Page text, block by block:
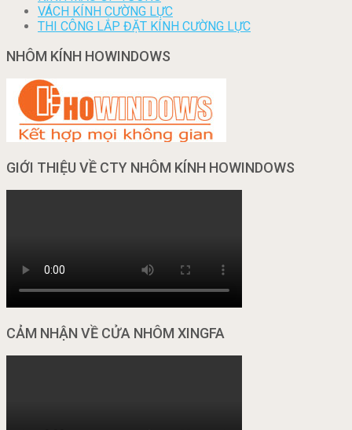
VÁCH KÍNH CƯỜNG LỰC
THI CÔNG LẮP ĐẶT KÍNH CƯỜNG LỰC
NHÔM KÍNH HOWINDOWS
GIỚI THIỆU VỀ CTY NHÔM KÍNH HOWINDOWS
CẢM NHẬN VỀ CỬA NHÔM XINGFA